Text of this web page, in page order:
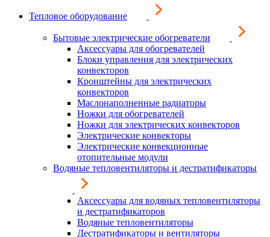
Тепловое оборудование
Бытовые электрические обогреватели
Аксессуары для обогревателей
Блоки управления для электрических
конвекторов
Кронштейны для электрических
конвекторов
Маслонаполненные радиаторы
Ножки для обогревателей
Ножки для электрических конвекторов
Электрические конвекторы
Электрические конвекционные
отопительные модули
Водяные тепловентиляторы и дестратификаторы
Аксессуары для водяных тепловентиляторы
и дестратификаторов
Водяные тепловентиляторы
Дестратификаторы и вентиляторы